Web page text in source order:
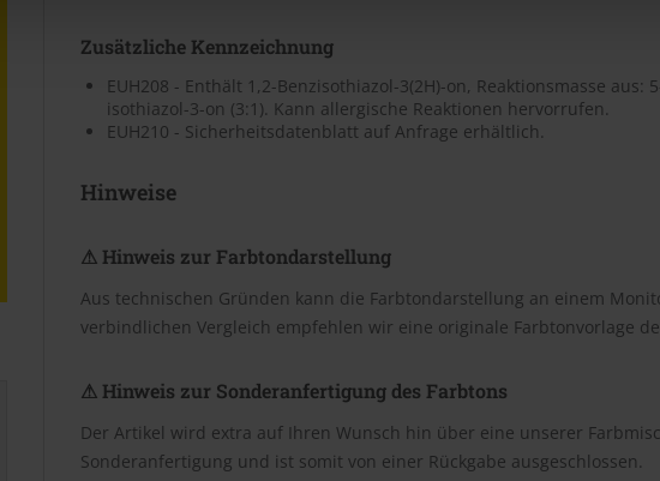
Zusätzliche Kennzeichnung
EUH208 - Enthält 1,2-Benzisothiazol-3(2H)-on, Reaktionsmasse
isothiazol-3-on (3:1). Kann allergische Reaktionen hervorrufen.
EUH210 - Sicherheitsdatenblatt auf Anfrage erhältlich.
Hinweise
⚠ Hinweis zur Farbtondarstellung
Aus technischen Gründen kann die Farbtondarstellung an einem
verbindlichen Vergleich empfehlen wir eine originale Farbtonvorlage
⚠ Hinweis zur Sonderanfertigung des Farbtons
Der Artikel wird extra auf Ihren Wunsch hin über eine unserer
Sonderanfertigung und ist somit von einer Rückgabe ausgeschlossen.